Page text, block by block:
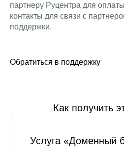
партнеру Руцентра для
контакты для связи с
поддержки.
Обратиться в поддержку
Как получить
Услуга «Доменный